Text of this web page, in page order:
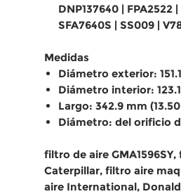
DNP137640 | FPA2522 |
SFA7640S | SS009 |
Medidas
Diámetro exterior:
Diámetro interior:
Largo: 342.9 mm
Diámetro: del orificio
filtro de aire
Caterpillar, filtro aire
aire International,